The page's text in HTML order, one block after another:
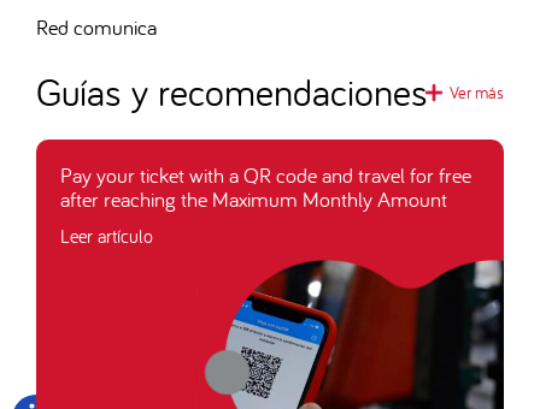
Red comunica
Guías y recomendaciones Ver más
Pay your ticket with a QR code and travel for free
after reaching the Maximum Monthly Amount
Leer artículo